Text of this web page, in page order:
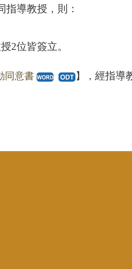
導教授，則：
2位皆簽立。
同意書 】， 經指導